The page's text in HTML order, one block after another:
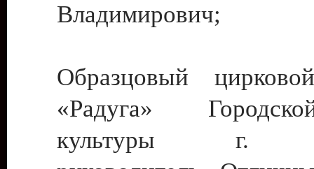
Владимирович;
Образцовый
«Радуга»
культуры г.